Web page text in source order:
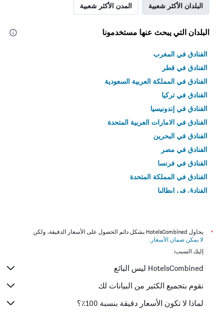
البلدان الأكثر شعبية المدن الأكثر شعبية
البلدان التي يبحث عنها مستخدمونا
الفنادق في المغرب
الفنادق في قطر
الفنادق في المملكة العربية السعودية
الفنادق في تركيا
الفنادق في إندونيسيا
الفنادق في الامارات العربية المتحدة
الفنادق في البحرين
الفنادق في مصر
الفنادق في فرنسا
الفنادق في المملكة المتحدة
الفنادق في إيطاليا
*
يحاول HotelsCombined بشكل دائم الحصول على الأسعار الدقيقة، ولكن
لا يمكن ضمان الأسعار .
إليك السبب:
HotelsCombined ليس البائع
نقوم بتجميع الكثير من البيانات لك
لماذا لا تكون الأسعار دقيقة بنسبة 100٪؟